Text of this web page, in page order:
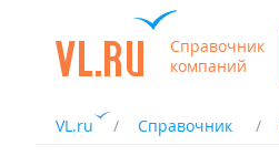
Справочник
компаний
VL.ru Справочник